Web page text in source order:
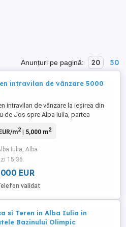
Anunțuri pe pagină: 20 50
intravilan de vânzare 5000
intravilan de vânzare la ieșirea din
de Jos spre Alba Iulia, partea
5000 mp. Apa și curentul la
m2| 5,000 m2
Iulia, Alba
15:36
EUR
validat
si Teren in Alba Iulia in
Bazinului Olimpic